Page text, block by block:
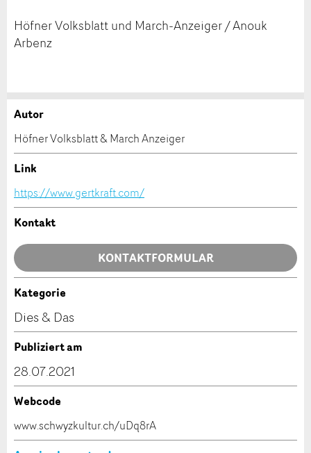
Höfner Volksblatt und March-Anzeiger / Anouk
Arbenz
Anzeige beanstanden
Ihr Feedback wird sehr geschätzt!
Allgemeines Feedback
Anzeige nicht mehr gültig
Nachricht
Anzeige weiterempfehlen
Empfehlen Sie diese Anzeige an Freunde weiter.
* Eingabe erforderlich
Schliessen
Autor
Höfner Volksblatt & March Anzeiger
Link
https://www.gertkraft.com/
Kontakt
KONTAKTFORMULAR
Kontakt
Verfassen Sie eine Nachricht für die Kontaktpersonen
Kategorie
Dies & Das
Publiziert am
28.07.2021
Webcode
www.schwyzkultur.ch/uDq8rA